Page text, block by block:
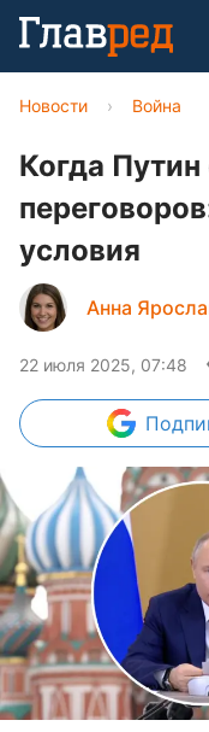
Новости › Война
Когда Путин
условия
Анна
22 июля 2025, 07:48